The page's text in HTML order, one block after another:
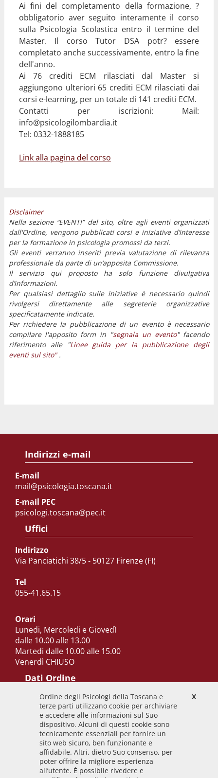
Ai fini del completamento della formazione, ?
obbligatorio aver seguito interamente il corso
sulla Psicologia Scolastica entro il termine del
Master. Il corso Tutor DSA potr? essere
completato anche successivamente, entro la fine
dell'anno.
Ai 76 crediti ECM rilasciati dal Master si
aggiungono ulteriori 65 crediti ECM rilasciati dai
corsi e-learning, per un totale di 141 crediti ECM.
Contatti per iscrizioni: Mail:
info@psicologilombardia.it
Tel: 0332-1888185
Link alla pagina del corso
Disclaimer
Nella sezione “EVENTI” del sito, oltre agli eventi organizzati
dall'Ordine, vengono pubblicati corsi e iniziative d’interesse
per la formazione in psicologia promossi da terzi.
Gli eventi verranno inseriti previa valutazione di rilevanza
professionale da parte di un’apposita Commissione.
Il servizio qui proposto ha solo funzione divulgativa
d’informazioni.
Per qualsiasi dettaglio sulle iniziative è necessario quindi
rivolgersi direttamente alle segreterie organizzative
specificatamente indicate.
Per richiedere la pubblicazione di un evento è necessario
compilare l'apposito form in "segnala un evento" facendo
riferimento alle "Linee guida per la pubblicazione degli
eventi sul sito".
Indirizzi e-mail
E-mail
mail@psicologia.toscana.it
E-mail PEC
psicologi.toscana@pec.it
Uffici
Indirizzo
Via Panciatichi 38/5 - 50127 Firenze (FI)
Tel
055-41.65.15
Orari
Lunedi, Mercoledi e Giovedì
dalle 10.00 alle 13.00
Martedi dalle 10.00 alle 15.00
Venerdì CHIUSO
Dati Ordine
Codice Fiscale
92009700458
Codice IPA
odpt_to
Linee guida
X
Ordine degli Psicologi della Toscana e
terze parti utilizzano cookie per archiviare
e accedere alle informazioni sul Suo
dispositivo. Alcuni di questi cookie sono
tecnicamente essenziali per fornire un
sito web sicuro, ben funzionante e
affidabile. Altri, dietro Suo consenso, per
poter offrire la migliore esperienza
all’utente. È possibile rivedere e